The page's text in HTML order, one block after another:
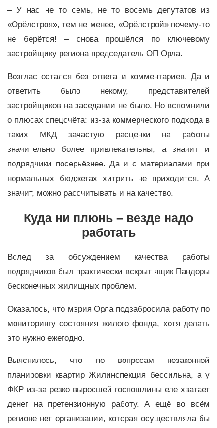
– У нас не то семь, не то восемь депутатов из
«Орёлстроя», тем не менее, «Орёлстрой» почему-то
не берётся! – снова прошёлся по ключевому
застройщику региона председатель ОП Орла.
Возглас остался без ответа и комментариев. Да и
ответить было некому, представителей
застройщиков на заседании не было. Но вспомнили
о плюсах спецсчёта: из-за коммерческого подхода в
таких МКД зачастую расценки на работы
значительно более привлекательны, а значит и
подрядчики посерьёзнее. Да и с материалами при
нормальных бюджетах хитрить не приходится. А
значит, можно рассчитывать и на качество.
Куда ни плюнь – везде надо
работать
Вслед за обсуждением качества работы
подрядчиков был практически вскрыт ящик Пандоры
бесконечных жилищных проблем.
Оказалось, что мэрия Орла подзабросила работу по
мониторингу состояния жилого фонда, хотя делать
это нужно ежегодно.
Выяснилось, что по вопросам незаконной
планировки квартир Жилинспекция бессильна, а у
ФКР из-за резко выросшей госпошлины еле хватает
денег на претензионную работу. А ещё во всём
регионе нет организации, которая осуществляла бы